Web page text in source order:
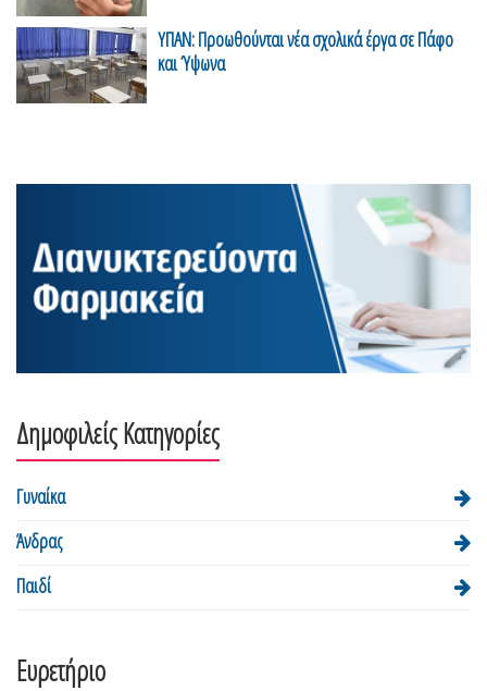
ΥΠΑΝ: Προωθούνται νέα σχολικά έργα σε Πάφο
και Ύψωνα
Δημοφιλείς Κατηγορίες
Γυναίκα
Άνδρας
Παιδί
Ευρετήριο